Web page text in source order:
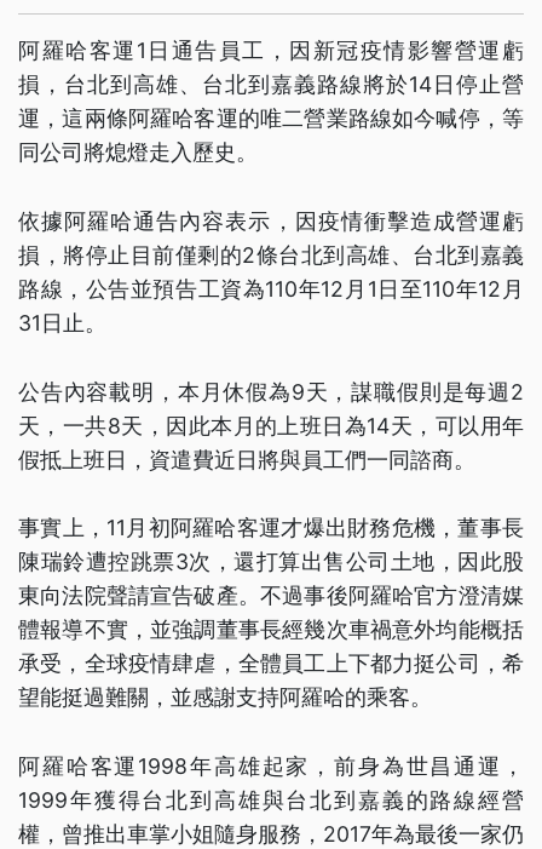
阿羅哈客運1日通告員工，因新冠疫情影響營運虧
損，台北到高雄、台北到嘉義路線將於14日停止營
運，這兩條阿羅哈客運的唯二營業路線如今喊停，等
同公司將熄燈走入歷史。
依據阿羅哈通告內容表示，因疫情衝擊造成營運虧
損，將停止目前僅剩的2條台北到高雄、台北到嘉義
路線，公告並預告工資為110年12月1日至110年12月
31日止。
公告內容載明，本月休假為9天，謀職假則是每週2
天，一共8天，因此本月的上班日為14天，可以用年
假抵上班日，資遣費近日將與員工們一同諮商。
事實上，11月初阿羅哈客運才爆出財務危機，董事長
陳瑞鈴遭控跳票3次，還打算出售公司土地，因此股
東向法院聲請宣告破產。不過事後阿羅哈官方澄清媒
體報導不實，並強調董事長經幾次車禍意外均能概括
承受，全球疫情肆虐，全體員工上下都力挺公司，希
望能挺過難關，並感謝支持阿羅哈的乘客。
阿羅哈客運1998年高雄起家，前身為世昌通運，
1999年獲得台北到高雄與台北到嘉義的路線經營
權，曾推出車掌小姐隨身服務，2017年為最後一家仍